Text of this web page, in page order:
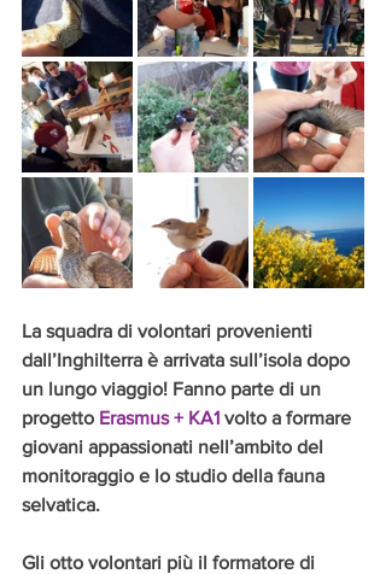
La squadra di volontari provenienti
dall’Inghilterra è arrivata sull’isola dopo
un lungo viaggio! Fanno parte di un
progetto Erasmus + KA1 volto a formare
giovani appassionati nell’ambito del
monitoraggio e lo studio della fauna
selvatica.
Gli otto volontari più il formatore di